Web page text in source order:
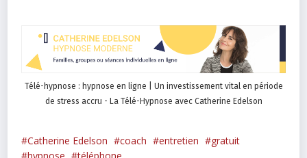
Télé-hypnose : hypnose en ligne | Un investissement vital en période
de stress accru - La Télé-Hypnose avec Catherine Edelson
Catherine Edelson coach entretien
gratuit
hypnose
téléphone